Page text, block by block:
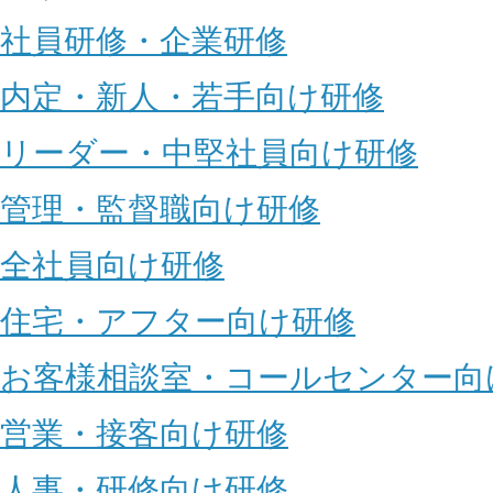
社員研修・企業研修
内定・新人・若手向け研修
リーダー・中堅社員向け研修
管理・監督職向け研修
全社員向け研修
住宅・アフター向け研修
お客様相談室・コールセンター
営業・接客向け研修